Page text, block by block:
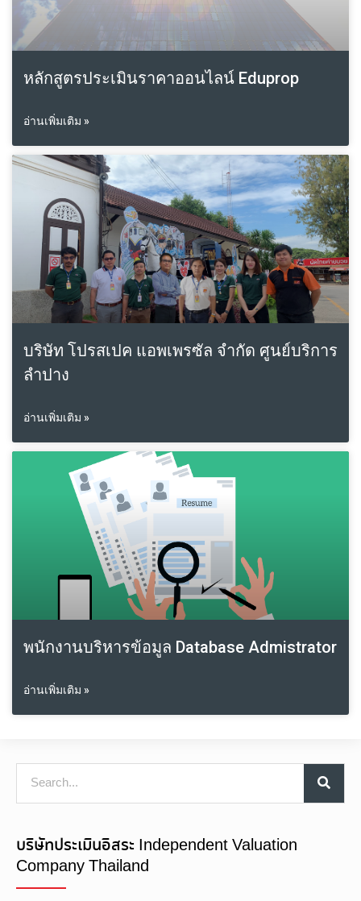
หลักสูตรประเมินราคาออนไลน์ Eduprop
อ่านเพิ่มเติม »
บริษัท โปรสเปค แอพเพรซัล จำกัด ศูนย์บริการ
ลำปาง
อ่านเพิ่มเติม »
พนักงานบริหารข้อมูล Database Admistrator
อ่านเพิ่มเติม »
บริษัทประเมินอิสระ Independent Valuation
Company Thailand